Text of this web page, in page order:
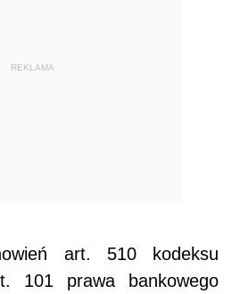
REKLAMA
art. 510 kodeksu
101 prawa bankowego